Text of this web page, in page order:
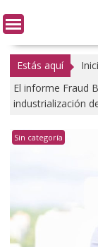
Estás aquí
El informe Fraud
industrialización
Sin categoría